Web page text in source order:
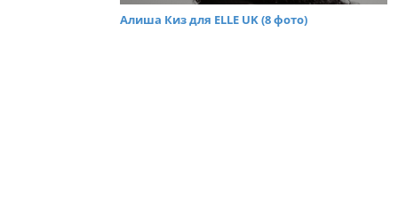
Алиша Киз для ELLE UK (8 фото)